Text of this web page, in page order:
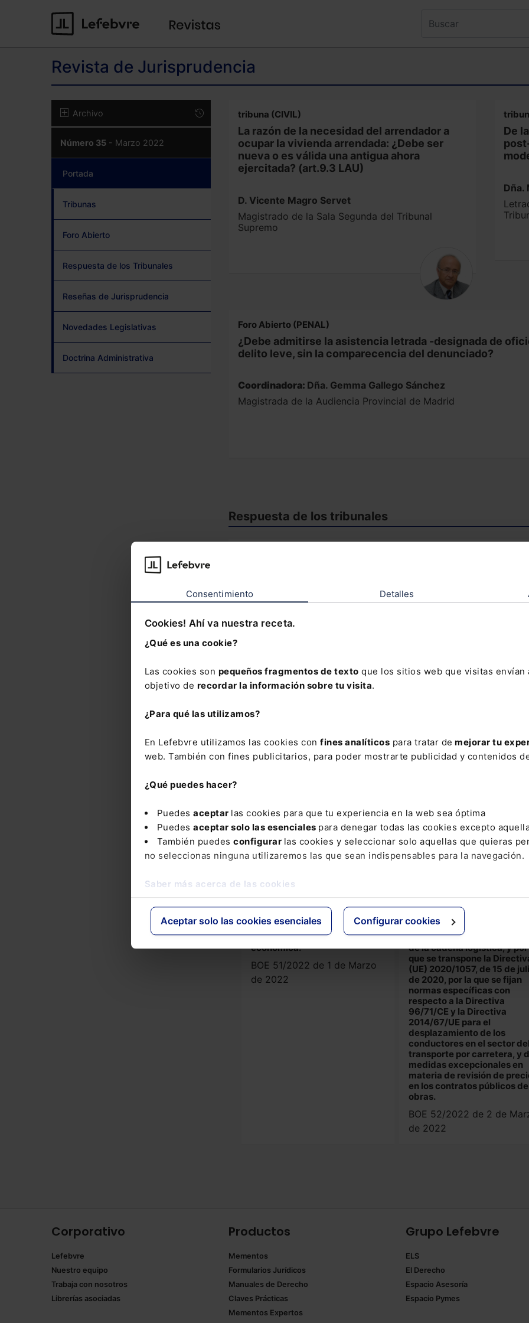
Consentimiento Detalles
Cookies! Ahí va nuestra receta.
¿Qué es una cookie?
Las cookies son pequeños fragmentos de texto que los sitios web que visitas envían
objetivo de recordar la información sobre tu visita.
¿Para qué las utilizamos?
En Lefebvre utilizamos las cookies con fines analíticos para tratar de mejorar tu
web. También con fines publicitarios, para poder mostrarte publicidad y contenidos
¿Qué puedes hacer?
Puedes aceptar las cookies para que tu experiencia en la web sea óptima
Puedes aceptar solo las esenciales para denegar todas las cookies excepto
También puedes configurar las cookies y seleccionar solo aquellas que quieras
no seleccionas ninguna utilizaremos las que sean indispensables para la navegación.
Saber más acerca de las cookies
Aceptar solo las cookies esenciales Configurar cookies
Revista de Jurisprudencia
Archivo
Número 35 - Marzo 2022
Portada
Tribunas
Foro Abierto
Respuesta de los Tribunales
Reseñas de Jurisprudencia
Novedades Legislativas
Doctrina Administrativa
tribuna (CIVIL)
La razón de la necesidad del arrendador a
ocupar la vivienda arrendada: ¿Debe ser
nueva o es válida una antigua ahora
ejercitada? (art.9.3 LAU)
D. Vicente Magro Servet
Magistrado de la Sala Segunda del Tribunal
Supremo
De
Dña.
Foro Abierto (PENAL)
¿Debe admitirse la asistencia letrada -designada de
delito leve, sin la comparecencia del denunciado?
Coordinadora: Dña. Gemma Gallego Sánchez
Magistrada de la Audiencia Provincial de Madrid
Respuesta de los tribunales
D. Francisco Javier Lluch Corell
Presidente de la Sala de lo Social del TSJ Comunidad Valenciana
cumplimiento de la ejecución
de sentencias.
BOE 48/2022 de 25 de
Febrero de 2022
BOE 48/2022 de 25 de
Febrero de 2022
de protección de los
consumidores y usuarios
frente a situaciones de
vulnerabilidad social y
económica.
BOE 51/2022 de 1 de Marzo
de 2022
de marzo, de medidas para la
mejora de la sostenibilidad
transporte de mercancías
carretera y del
de la cadena logística, y
que se transpone la
(UE) 2020/1057, de 15 de
de 2020, por la que se fijan
normas específicas con
respecto a la Directiva
96/71/CE y la Directiva
2014/67/UE para el
desplazamiento de los
conductores en el sector del
transporte por carretera, y
medidas excepcionales en
materia de revisión de
en los contratos públicos de
obras.
BOE 52/2022 de 2 de
de 2022
Corporativo
Lefebvre
Nuestro equipo
Trabaja con nosotros
Librerías asociadas
Productos
Mementos
Formularios Jurídicos
Manuales de Derecho
Claves Prácticas
Mementos Expertos
Grupo Lefebvre
ELS
El Derecho
Espacio Asesoría
Espacio Pymes